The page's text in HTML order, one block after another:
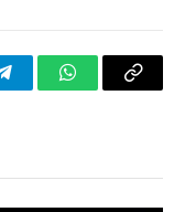
TelegramWhatsApp